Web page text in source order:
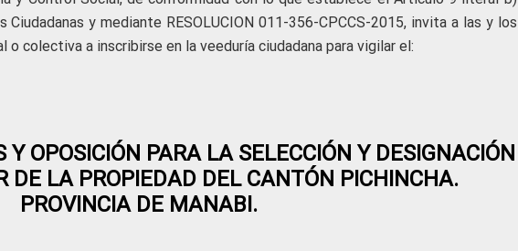
Ciudadanas y mediante RESOLUCION 011-356-CPCCS-2015, invita a las y los
o colectiva a inscribirse en la veeduría ciudadana para vigilar el:
Y OPOSICIÓN PARA LA SELECCIÓN Y DESIGNACIÓN
DE LA PROPIEDAD DEL CANTÓN PICHINCHA.
PROVINCIA DE MANABI.